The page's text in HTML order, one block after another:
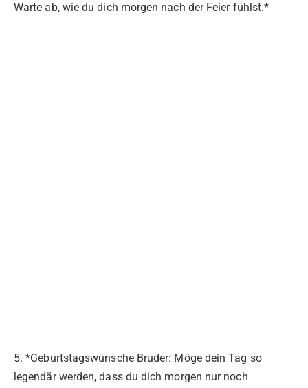
Warte ab, wie du dich morgen nach der Feier fühlst.*
5. *Geburtstagswünsche Bruder: Möge dein Tag so
legendär werden, dass du dich morgen nur noch